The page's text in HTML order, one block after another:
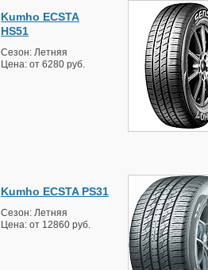
Kumho ECSTA
HS51
Сезон: Летняя
Цена: от 6280 руб.
Kumho ECSTA PS31
Сезон: Летняя
Цена: от 12860 руб.